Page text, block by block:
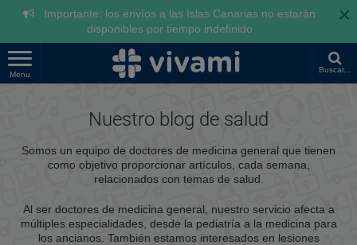
Importante: los envíos a las Islas Canarias no estarán
disponibles por tiempo indefinido
×
Menu
Buscar...
Nuestro blog de salud
Somos un equipo de doctores de medicina general que tienen
como objetivo proporcionar artículos, cada semana,
relacionados con temas de salud.
Al ser doctores de medicina general, nuestro servicio afecta a
múltiples especialidades, desde la pediatría a la medicina para
los ancianos. También estamos interesados en lesiones